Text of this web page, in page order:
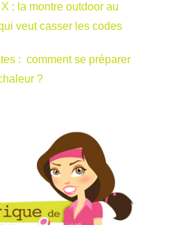
: la montre outdoor au
veut casser les codes
: comment se préparer
?